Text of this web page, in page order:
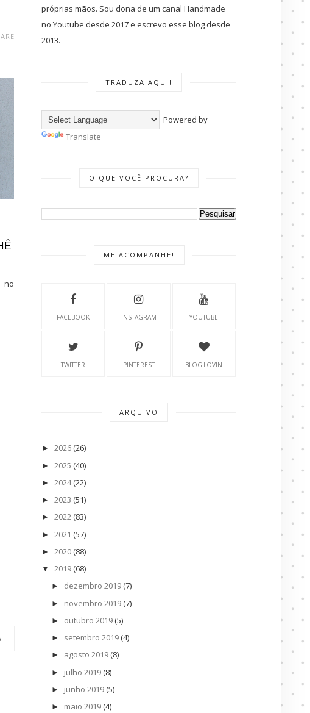
no
próprias mãos. Sou dona de um canal Handmade
no Youtube desde 2017 e escrevo esse blog desde
2013.
TRADUZA AQUI!
Powered by
Translate
O QUE VOCÊ PROCURA?
ME ACOMPANHE!
FACEBOOK INSTAGRAM YOUTUBE
TWITTER PINTEREST BLOG'LOVIN
ARQUIVO
► 2026 (26)
► 2025 (40)
► 2024 (22)
► 2023 (51)
► 2022 (83)
► 2021 (57)
► 2020 (88)
▼ 2019 (68)
► dezembro 2019 (7)
► novembro 2019 (7)
► outubro 2019 (5)
► setembro 2019 (4)
► agosto 2019 (8)
► julho 2019 (8)
► junho 2019 (5)
► maio 2019 (4)